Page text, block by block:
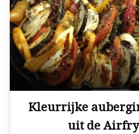
Kleurrijke
uit de